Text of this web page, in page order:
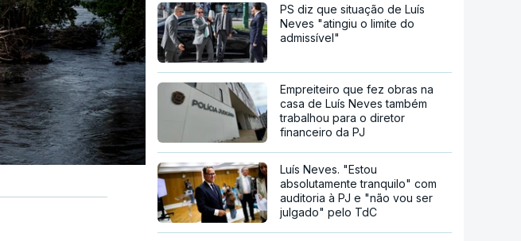
PS diz que situação de Luís
Neves "atingiu o limite do
admissível"
Empreiteiro que fez obras na
casa de Luís Neves também
trabalhou para o diretor
financeiro da PJ
Luís Neves. "Estou
absolutamente tranquilo" com
auditoria à PJ e "não vou ser
julgado" pelo TdC